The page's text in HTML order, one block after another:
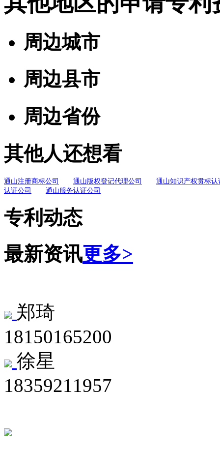
周边城市
周边县市
周边省份
其他人还想看
通山注册商标公司 通山版权登记代理公司
通山知识产权贯标认
认证公司
通山服务认证公司
专利动态
最新资讯更多>
郑琦
18150165200
徐星
18359211957